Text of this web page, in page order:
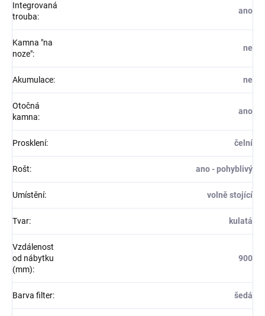
Integrovaná
trouba:
ano
Kamna "na
noze":
ne
Akumulace: ne
Otočná
kamna:
ano
Prosklení: čelní
Rošt: ano - pohyblivý
Umístění: volně stojící
Tvar: kulatá
Vzdálenost
od nábytku
(mm):
900
Barva filter: šedá